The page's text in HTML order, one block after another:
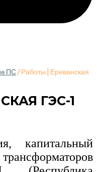
ПС/ Работы | Ереванская
ГЭС-1
капитальный